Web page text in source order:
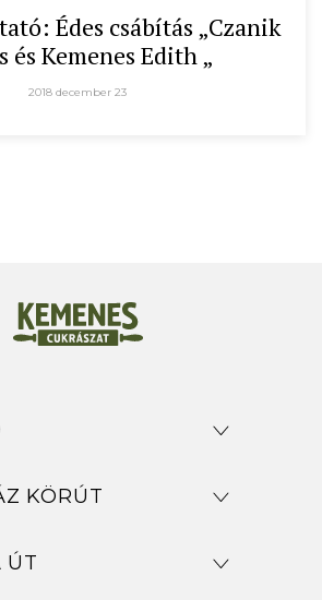
Édes csábítás „Czanik
és Kemenes Edith „
2018 december 23
KÖRÚT
ÚT